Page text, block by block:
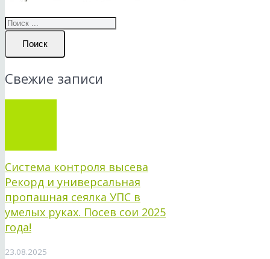
Поиск
Свежие записи
Система контроля высева
Рекорд и универсальная
пропашная сеялка УПС в
умелых руках. Посев сои 2025
года!
23.08.2025